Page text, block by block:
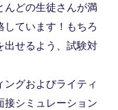
んどの生徒さんが満
しています！もちろ
出せるよう、試験対
グおよびライティ
接シミュレーション